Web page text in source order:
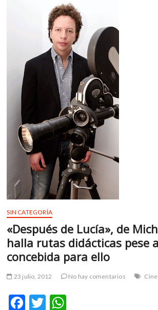
p
documental
propósito
de
Buñuel»
SIN CATEGORÍA
«Después de Lucía», de
halla rutas didácticas pese
concebida para ello
23 julio, 2012 No hay comentarios Cine
F
T